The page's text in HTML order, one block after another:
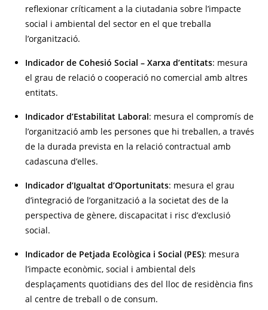
reflexionar críticament a la ciutadania sobre l’impacte
social i ambiental del sector en el que treballa
l’organització.
Indicador de Cohesió Social – Xarxa d’entitats: mesura
el grau de relació o cooperació no comercial amb altres
entitats.
Indicador d’Estabilitat Laboral: mesura el compromís de
l’organització amb les persones que hi treballen, a través
de la durada prevista en la relació contractual amb
cadascuna d’elles.
Indicador d’Igualtat d’Oportunitats: mesura el grau
d’integració de l’organització a la societat des de la
perspectiva de gènere, discapacitat i risc d’exclusió
social.
Indicador de Petjada Ecològica i Social (PES): mesura
l’impacte econòmic, social i ambiental dels
desplaçaments quotidians des del lloc de residència fins
al centre de treball o de consum.